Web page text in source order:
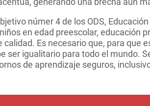
númer 4 de los ODS,
en edad preescolar, educación
calidad. Es necesario que, para que
ser igualitario para todo el mundo.
de aprendizaje seguros,